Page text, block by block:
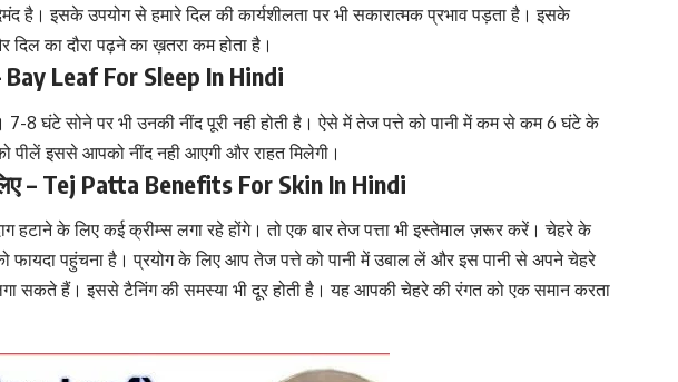
है। इसके उपयोग से हमारे दिल की कार्यशीलता पर भी सकारात्मक प्रभाव पड़ता है। इसके
का दौरा पढ़ने का ख़तरा कम होता है।
Bay Leaf For Sleep In Hindi
7-8 घंटे सोने पर भी उनकी नींद पूरी नही होती है। ऐसे में तेज पत्ते को पानी में कम से कम 6 घंटे के
पीलें इससे आपको नींद नही आएगी और राहत मिलेगी।
– Tej Patta Benefits For Skin In Hindi
के लिए कई क्रीम्स लगा रहे होंगे। तो एक बार तेज पत्ता भी इस्तेमाल ज़रूर करें। चेहरे के
फायदा पहुंचना है। प्रयोग के लिए आप तेज पत्ते को पानी में उबाल लें और इस पानी से अपने चेहरे
सकते हैं। इससे टैनिंग की समस्या भी दूर होती है। यह आपकी चेहरे की रंगत को एक समान करता